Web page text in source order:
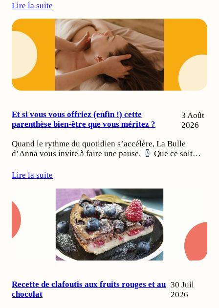
Lire la suite
Et si vous vous offriez (enfin !) cette
parenthèse bien-être que vous méritez ?
3 Août
2026
Quand le rythme du quotidien s’accélère, La Bulle
d’Anna vous invite à faire une pause.
Que ce soit…
Lire la suite
Recette de clafoutis aux fruits rouges et au
chocolat
30 Juil
2026